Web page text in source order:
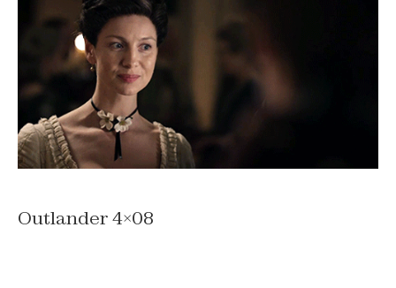
Outlander 4×08